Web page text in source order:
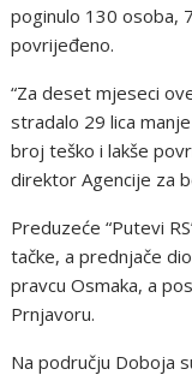
poginulo 130 osoba,
povrijeđeno.
“Za deset mjeseci
stradalo 29 lica
broj teško i lakše
direktor Agencije za
Preduzeće “Putevi
tačke, a prednjače
pravcu Osmaka, a
Prnjavoru.
Na području Doboja